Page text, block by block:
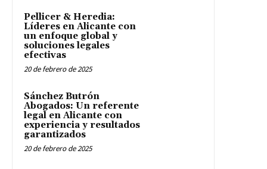
Pellicer & Heredia:
Líderes en Alicante con
un enfoque global y
soluciones legales
efectivas
20 de febrero de 2025
Sánchez Butrón
Abogados: Un referente
legal en Alicante con
experiencia y resultados
garantizados
20 de febrero de 2025